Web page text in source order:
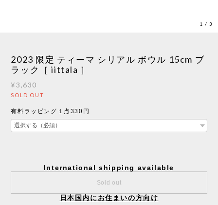
1 /3
2023 限定 ティーマ シリアル ボウル 15cm ブ
ラック［ iittala ］
¥3,630
SOLD OUT
有料ラッピング１点330円
International shipping available
Sold out
日本国内にお住まいの方向け